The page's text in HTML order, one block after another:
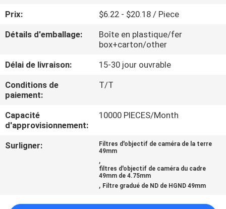
CONTRÔLE
QUALITÉ
CONTACTEZ-
NOUS
DEMANDEZ
Prix:
$6.22 - $20.18 / Piece
Détails d'emballage:
Boîte en plastique/fer
box+carton/other
Délai de livraison:
15-30 jour ouvrable
Conditions de
paiement:
T/T
Capacité
d'approvisionnement:
10000 PIECES/Month
Surligner:
Filtres d'objectif de caméra de la terre
49mm
,
filtres d'objectif de caméra du cadre
49mm de 4.75mm
, Filtre gradué de ND de HGND 49mm